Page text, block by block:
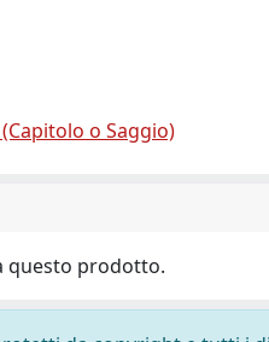
o Saggio)
questo prodotto.